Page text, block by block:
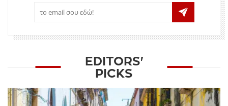
EDITORS'
PICKS